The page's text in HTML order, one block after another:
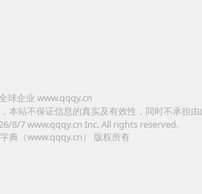
全球企业 www.qqqy.cn
本站不保证信息的真实及有效性，同时不承担由
8/7www.qqqy.cn Inc. All rights reserved.
典（www.qqqy.cn）
版权所有